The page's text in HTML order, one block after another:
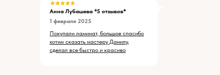
Анна Лубашева *5 отзывов*
1 февраля 2025
Покупали ламинат, большое спасибо
хотим сказать мастеру Данилу,
сделал все быстро и красиво